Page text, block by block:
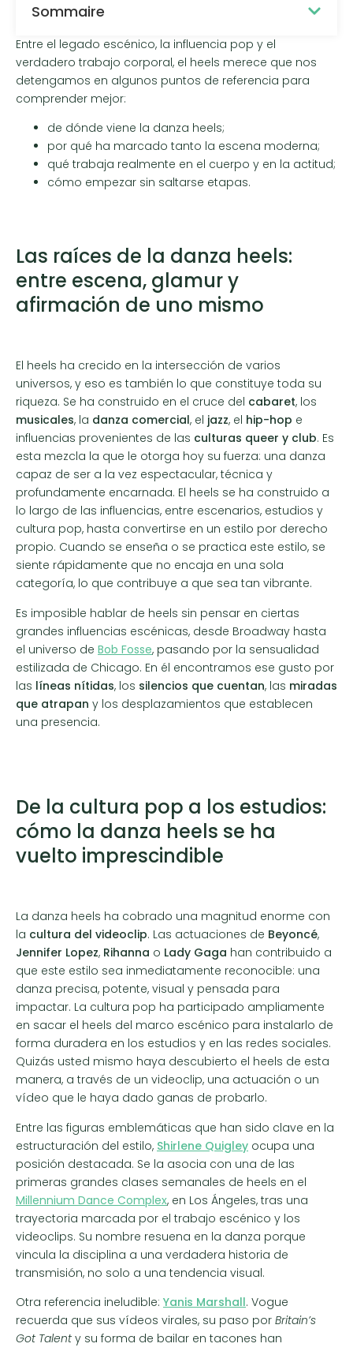
Sommaire
Entre el legado escénico, la influencia pop y el
verdadero trabajo corporal, el heels merece que nos
detengamos en algunos puntos de referencia para
comprender mejor:
de dónde viene la danza heels;
por qué ha marcado tanto la escena moderna;
qué trabaja realmente en el cuerpo y en la actitud;
cómo empezar sin saltarse etapas.
Las raíces de la danza heels:
entre escena, glamur y
afirmación de uno mismo
El heels ha crecido en la intersección de varios
universos, y eso es también lo que constituye toda su
riqueza. Se ha construido en el cruce del cabaret, los
musicales, la danza comercial, el jazz, el hip-hop e
influencias provenientes de las culturas queer y club. Es
esta mezcla la que le otorga hoy su fuerza: una danza
capaz de ser a la vez espectacular, técnica y
profundamente encarnada. El heels se ha construido a
lo largo de las influencias, entre escenarios, estudios y
cultura pop, hasta convertirse en un estilo por derecho
propio. Cuando se enseña o se practica este estilo, se
siente rápidamente que no encaja en una sola
categoría, lo que contribuye a que sea tan vibrante.
Es imposible hablar de heels sin pensar en ciertas
grandes influencias escénicas, desde Broadway hasta
el universo de Bob Fosse, pasando por la sensualidad
estilizada de Chicago. En él encontramos ese gusto por
las líneas nítidas, los silencios que cuentan, las miradas
que atrapan y los desplazamientos que establecen
una presencia.
De la cultura pop a los estudios:
cómo la danza heels se ha
vuelto imprescindible
La danza heels ha cobrado una magnitud enorme con
la cultura del videoclip. Las actuaciones de Beyoncé,
Jennifer Lopez, Rihanna o Lady Gaga han contribuido a
que este estilo sea inmediatamente reconocible: una
danza precisa, potente, visual y pensada para
impactar. La cultura pop ha participado ampliamente
en sacar el heels del marco escénico para instalarlo de
forma duradera en los estudios y en las redes sociales.
Quizás usted mismo haya descubierto el heels de esta
manera, a través de un videoclip, una actuación o un
vídeo que le haya dado ganas de probarlo.
Entre las figuras emblemáticas que han sido clave en la
estructuración del estilo, Shirlene Quigley ocupa una
posición destacada. Se la asocia con una de las
primeras grandes clases semanales de heels en el
Millennium Dance Complex, en Los Ángeles, tras una
trayectoria marcada por el trabajo escénico y los
videoclips. Su nombre resuena en la danza porque
vincula la disciplina a una verdadera historia de
transmisión, no solo a una tendencia visual.
Otra referencia ineludible: Yanis Marshall. Vogue
recuerda que sus vídeos virales, su paso por Britain’s
Got Talent y su forma de bailar en tacones han